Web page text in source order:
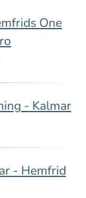
One
- Kalmar
- Hemfrid